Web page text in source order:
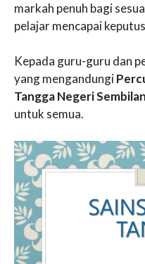
markah penuh bagi
pelajar mencapai
Kepada guru-guru dan
yang mengandungi
Tangga Negeri
untuk semua.